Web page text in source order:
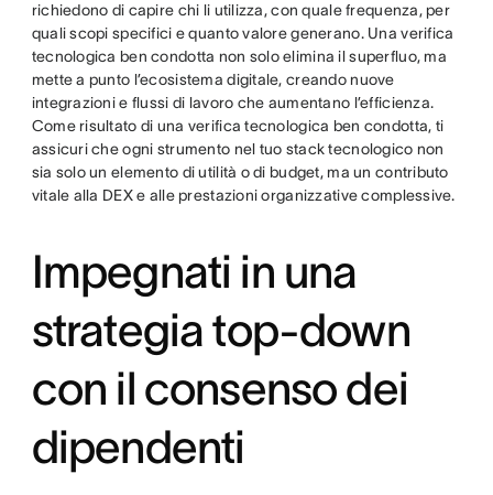
richiedono di capire chi li utilizza, con quale frequenza, per
quali scopi specifici e quanto valore generano. Una verifica
tecnologica ben condotta non solo elimina il superfluo, ma
mette a punto l’ecosistema digitale, creando nuove
integrazioni e flussi di lavoro che aumentano l’efficienza.
Come risultato di una verifica tecnologica ben condotta, ti
assicuri che ogni strumento nel tuo stack tecnologico non
sia solo un elemento di utilità o di budget, ma un contributo
vitale alla DEX e alle prestazioni organizzative complessive.
Impegnati in una
strategia top-down
con il consenso dei
dipendenti